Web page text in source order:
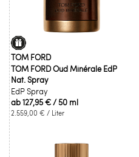
TOM FORD
TOM FORD Oud Minérale EdP
Nat. Spray
EdP Spray
ab127,95 €/ 50 ml
2.559,00 € / Liter